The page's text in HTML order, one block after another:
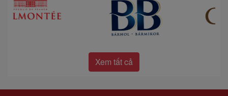
Xem tất cả